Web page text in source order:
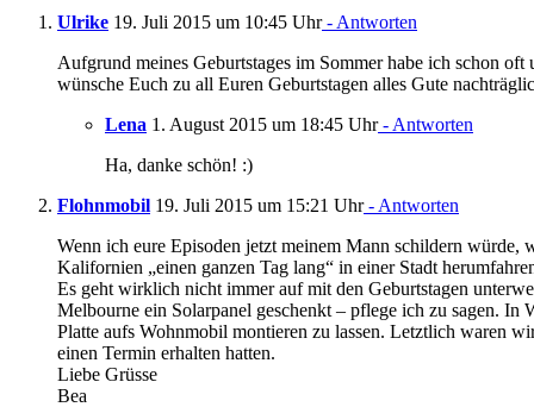
Ulrike 19. Juli 2015 um 10:45 Uhr- Antworten
Aufgrund meines Geburtstages im Sommer habe ich schon
wünsche Euch zu all Euren Geburtstagen alles Gute
Lena 1. August 2015 um 18:45 Uhr- Antworten
Ha, danke schön! :)
Flohnmobil 19. Juli 2015 um 15:21 Uhr- Antworten
Wenn ich eure Episoden jetzt meinem Mann schildern
Kalifornien „einen ganzen Tag lang“ in einer Stadt
Es geht wirklich nicht immer auf mit den Geburtstagen
Melbourne ein Solarpanel geschenkt – pflege ich zu sagen.
Platte aufs Wohnmobil montieren zu lassen. Letztlich waren
einen Termin erhalten hatten.
Liebe Grüsse
Bea